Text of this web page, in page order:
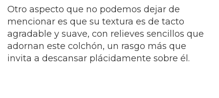
Otro aspecto que no podemos dejar de
mencionar es que su textura es de tacto
agradable y suave, con relieves sencillos que
adornan este colchón, un rasgo más que
invita a descansar plácidamente sobre él.